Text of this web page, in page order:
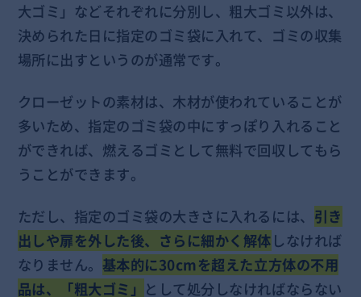
大ゴミ」などそれぞれに分別し、粗大ゴミ以外は、
決められた日に指定のゴミ袋に入れて、ゴミの収集
場所に出すというのが通常です。
クローゼットの素材は、木材が使われていることが
多いため、指定のゴミ袋の中にすっぽり入れること
ができれば、燃えるゴミとして無料で回収してもら
うことができます。
ただし、指定のゴミ袋の大きさに入れるには、 引き
出しや扉を外した後、さらに細かく解体しなければ
なりません。 基本的に30cmを超えた立方体の不用
品は、「粗大ゴミ」 として処分しなければならない